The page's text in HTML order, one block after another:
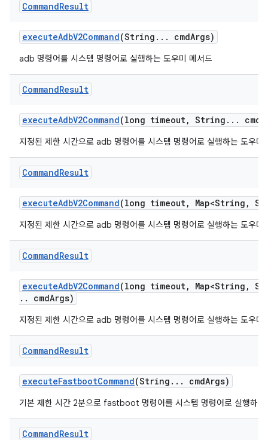
CommandResult
executeAdbV2Command(String . . . cmdArgs)
adb 명령어를 시스템 명령어로 실행하는 도우미 메서드
CommandResult
executeAdbV2Command(long timeout, String . . . cmd
지정된 제한 시간으로 adb 명령어를 시스템 명령어로 실행하는 도우미
CommandResult
executeAdbV2Command(long timeout, Map<String ,
지정된 제한 시간으로 adb 명령어를 시스템 명령어로 실행하는 도우미
CommandResult
executeAdbV2Command(long timeout, Map<String ,
. . cmdArgs)
지정된 제한 시간으로 adb 명령어를 시스템 명령어로 실행하는 도우미
CommandResult
executeFastbootCommand(String . . . cmdArgs)
기본 제한 시간 2분으로 fastboot 명령어를 시스템 명령어로 실행하는
CommandResult